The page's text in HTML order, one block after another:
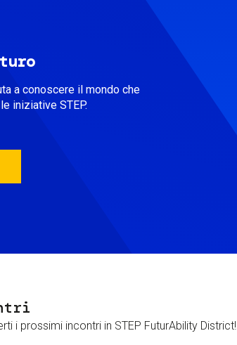
a conoscere il mondo che
iniziative STEP.
i prossimi incontri in STEP FuturAbility District!